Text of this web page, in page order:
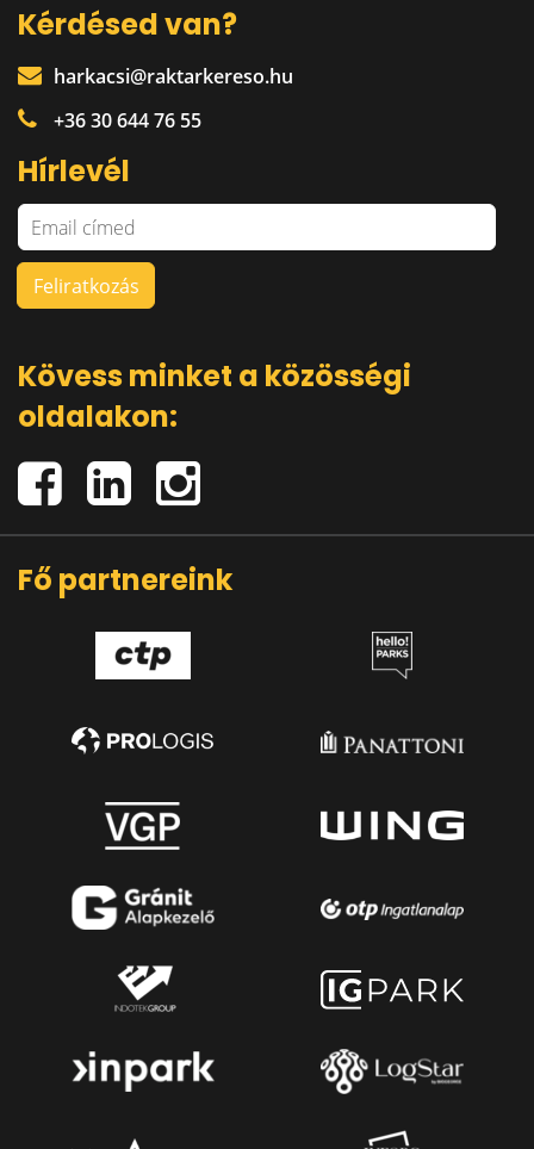
Kérdésed van?
harkacsi@raktarkereso.hu
+36 30 644 76 55
Hírlevél
Kövess minket a közösségi
oldalakon:
Fő partnereink